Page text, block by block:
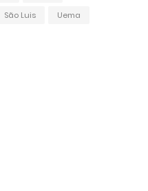
São Luis Uema